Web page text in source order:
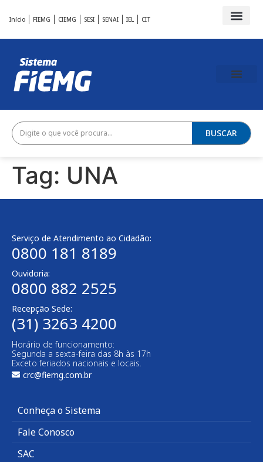
Início FIEMG CIEMG SESI SENAI IEL CIT
BUSCAR
Tag: UNA
Serviço de Atendimento ao Cidadão:
0800 181 8189
Ouvidoria:
0800 882 2525
Recepção Sede:
(31) 3263 4200
Horário de funcionamento:
Segunda a sexta-feira das 8h às 17h
Exceto feriados nacionais e locais.
crc@fiemg.com.br
Conheça o Sistema
Fale Conosco
SAC